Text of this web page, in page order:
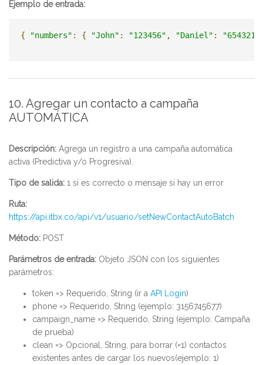
Ejemplo de entrada:
{ "numbers" : { "John" : "123456" , "Daniel" : "654321"
10. Agregar un contacto a campaña
AUTOMÁTICA
Descripción: Agrega un registro a una campaña automática
activa (Predictiva y/o Progresiva).
Tipo de salida: 1 si es correcto o mensaje si hay un error
Ruta:
https://api.itbx.co/api/v1/usuario/setNewContactAutoBatch
Método: POST
Parámetros de entrada: Objeto JSON con los siguientes
parámetros:
token => Requerido, String (ir a API Login)
phone => Requerido, String (ejemplo: 3156745677)
campaign_name => Requerido, String (ejemplo: Campaña
de prueba)
clean => Opcional, String, para borrar (=1) contactos
existentes antes de cargar los nuevos(ejemplo: 1)